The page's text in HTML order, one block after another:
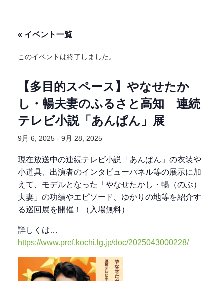
« イベント一覧
このイベントは終了しました。
【多目的スペース】やなせたか
し・暢夫妻のふるさと高知 連続
テレビ小説「あんぱん」展
9月 6, 2025 - 9月 28, 2025
現在放送中の連続テレビ小説「あんぱん」の衣装や
小道具、出演者のインタビューパネル等の展示に加
えて、モデルとなった「やなせたかし・暢（のぶ）
夫妻」の功績やエピソード、ゆかりの地等を紹介す
る巡回展を開催！（入場無料）
詳しくは…
https://www.pref.kochi.lg.jp/doc/2025043000228/